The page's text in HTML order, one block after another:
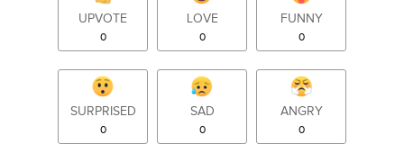
UPVOTE
0
LOVE
0
FUNNY
0
SURPRISED
0
SAD
0
ANGRY
0